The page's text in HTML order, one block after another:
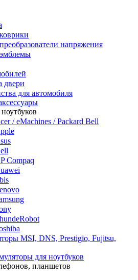
напряжения
двери
для автомобиля
/ eMachines / Packard Bell
Compaq
MSI, DNS, Prestigio, Fujitsu,
для ноутбуков
планшетов